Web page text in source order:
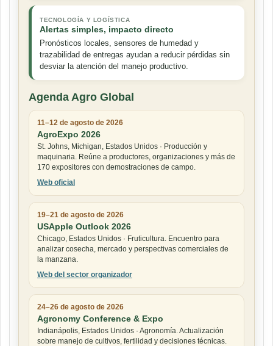
TECNOLOGÍA Y LOGÍSTICA
Alertas simples, impacto directo
Pronósticos locales, sensores de humedad y
trazabilidad de entregas ayudan a reducir pérdidas sin
desviar la atención del manejo productivo.
Agenda Agro Global
11–12 de agosto de 2026
AgroExpo 2026
St. Johns, Michigan, Estados Unidos · Producción y
maquinaria. Reúne a productores, organizaciones y más de
170 expositores con demostraciones de campo.
Web oficial
19–21 de agosto de 2026
USApple Outlook 2026
Chicago, Estados Unidos · Fruticultura. Encuentro para
analizar cosecha, mercado y perspectivas comerciales de
la manzana.
Web del sector organizador
24–26 de agosto de 2026
Agronomy Conference & Expo
Indianápolis, Estados Unidos · Agronomía. Actualización
sobre manejo de cultivos, fertilidad y decisiones técnicas.